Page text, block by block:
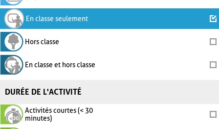
En classe seulement
Hors classe
En classe et hors classe
DURÉE DE L'ACTIVITÉ
Activités courtes (< 30
minutes)